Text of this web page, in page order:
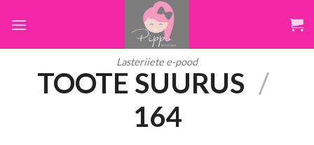
Lasteriiete e-pood
TOOTE SUURUS /
164